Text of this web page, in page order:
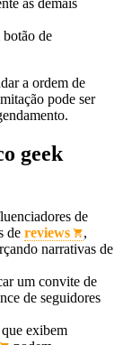
as demais
de
a ordem de
pode ser
geek
de
de reviews
,
narrativas de
um convite de
de seguidores
exibem